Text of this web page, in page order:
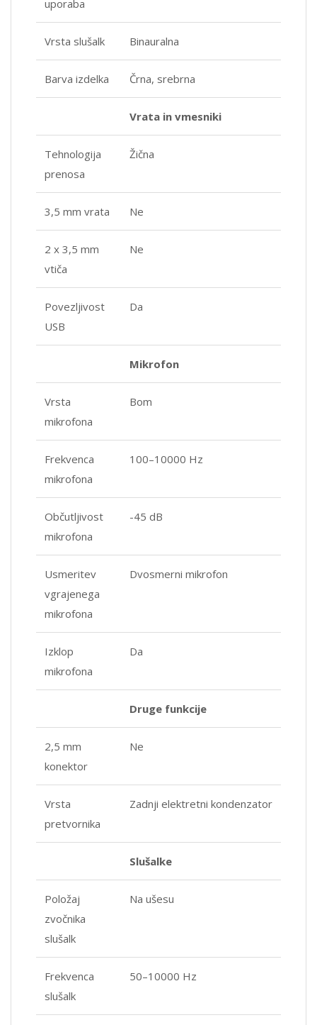
uporaba
Vrsta slušalk Binauralna
Barva izdelka Črna, srebrna
Vrata in vmesniki
Tehnologija
prenosa
Žična
3,5 mm vrata Ne
2 x 3,5 mm
vtiča
Ne
Povezljivost
USB
Da
Mikrofon
Vrsta
mikrofona
Bom
Frekvenca
mikrofona
100–10000 Hz
Občutljivost
mikrofona
-45 dB
Usmeritev
vgrajenega
mikrofona
Dvosmerni mikrofon
Izklop
mikrofona
Da
Druge funkcije
2,5 mm
konektor
Ne
Vrsta
pretvornika
Zadnji elektretni kondenzator
Slušalke
Položaj
zvočnika
slušalk
Na ušesu
Frekvenca
slušalk
50–10000 Hz